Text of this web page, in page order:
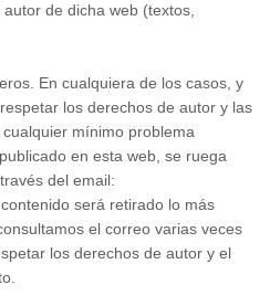
de dicha web (textos,
En cualquiera de los casos, y
los derechos de autor y las
mínimo problema
en esta web, se ruega
del email:
será retirado lo más
el correo varias veces
los derechos de autor y el